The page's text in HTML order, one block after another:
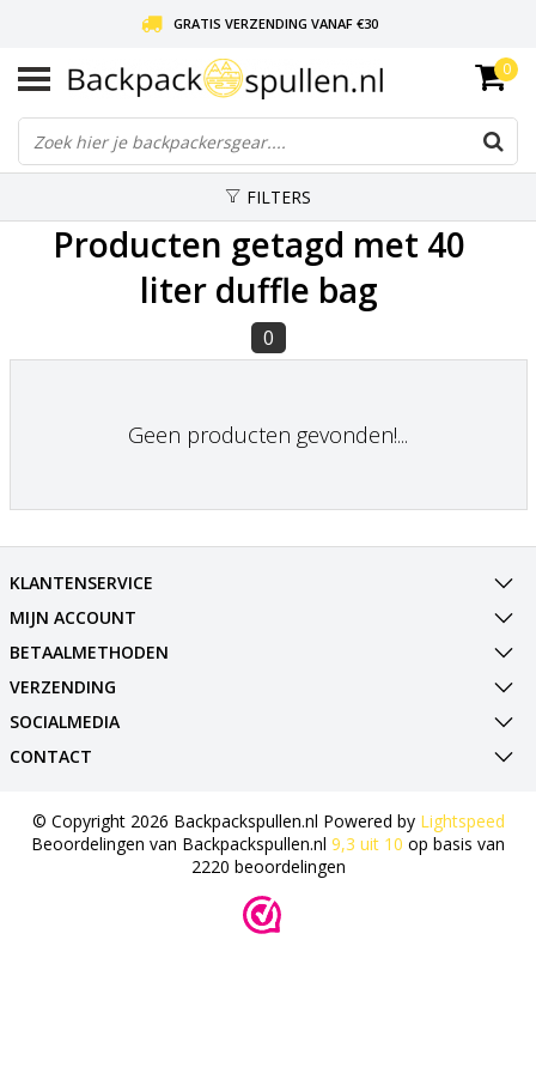
GRATIS VERZENDING VANAF €30
LIEFDE VOOR BACKPACKEN!
30 DAGEN GRATIS RETOUR
0
FILTERS
Producten getagd met 40
liter duffle bag
0
Geen producten gevonden!...
KLANTENSERVICE
MIJN ACCOUNT
BETAALMETHODEN
VERZENDING
SOCIALMEDIA
CONTACT
© Copyright 2026 Backpackspullen.nl Powered by Lightspeed
Beoordelingen van Backpackspullen.nl 9,3 uit 10 op basis van
2220 beoordelingen